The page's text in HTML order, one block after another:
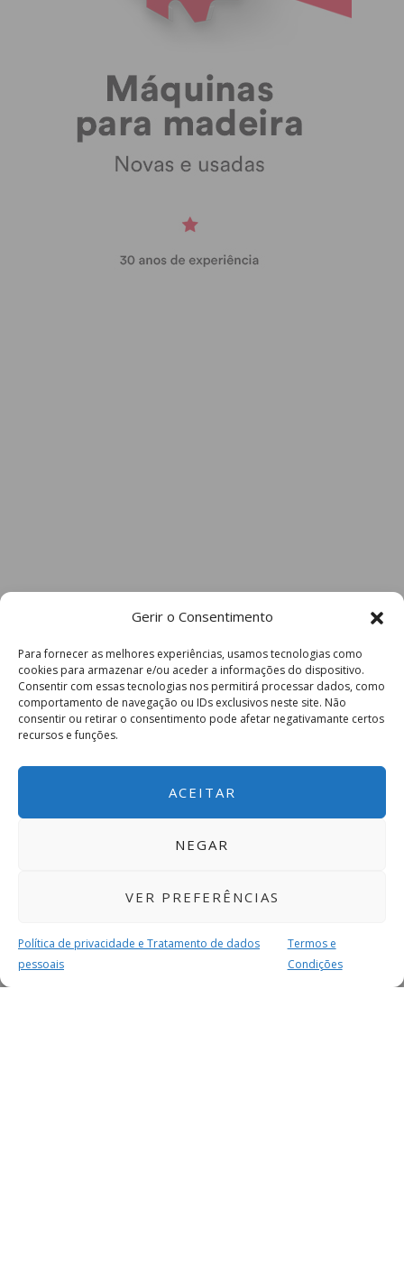
Gerir o Consentimento
Para fornecer as melhores experiências, usamos tecnologias como
cookies para armazenar e/ou aceder a informações do dispositivo.
Consentir com essas tecnologias nos permitirá processar dados, como
comportamento de navegação ou IDs exclusivos neste site. Não
consentir ou retirar o consentimento pode afetar negativamante certos
recursos e funções.
ACEITAR
NEGAR
VER PREFERÊNCIAS
Política de privacidade e Tratamento de dados
pessoais
Termos e
Condições